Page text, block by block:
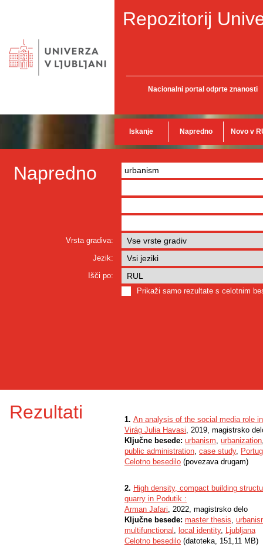
Repozitorij
Nacionalni portal odprte znanosti
Iskanje Napredno Novo v
Napredno
Vrsta gradiva:
Jezik:
Išči po:
Prikaži samo rezultate s celotnim
Rezultati 1. An analysis of the social media role
Virág Julia Havasi, 2019, magistrsko
Ključne besede: urbanism, urbanization
public administration, case study,
Celotno besedilo (povezava drugam)
2. High density, compact building
quarry in Podutik :
Arman Jafari, 2022, magistrsko delo
Ključne besede: master thesis,
multifunctional , local identity, Ljubljana
Celotno besedilo (datoteka, 151,11 MB)